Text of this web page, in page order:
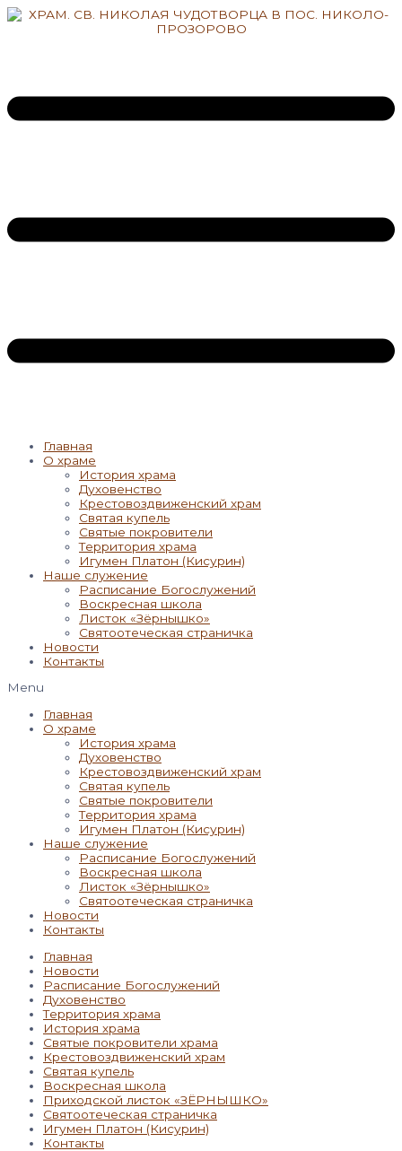
Перейти
Главная
О храме
История храма
Духовенство
Крестовоздвиженский храм
Святая купель
Святые покровители
Территория храма
Игумен Платон (Кисурин)
Наше служение
Расписание Богослужений
Воскресная школа
Листок «Зёрнышко»
Святоотеческая страничка
Новости
Контакты
Menu
Главная
О храме
История храма
Духовенство
Крестовоздвиженский храм
Святая купель
Святые покровители
Территория храма
Игумен Платон (Кисурин)
Наше служение
Расписание Богослужений
Воскресная школа
Листок «Зёрнышко»
Святоотеческая страничка
Новости
Контакты
Главная
Новости
Расписание Богослужений
Духовенство
Территория храма
История храма
Святые покровители храма
Крестовоздвиженский храм
Святая купель
Воскресная школа
Приходской листок «ЗЁРНЫШКО»
Святоотеческая страничка
Игумен Платон (Кисурин)
Контакты